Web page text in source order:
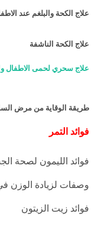
علاج الكحة والبلغم عند
علاج الكحة الناشفة
علاج سحري لحمى الاطفال
طريقة الوقاية من مرض
فوائد التمر
فوائد الليمون لصحة
وصفات لزيادة الوزن
فوائد زيت الزيتون